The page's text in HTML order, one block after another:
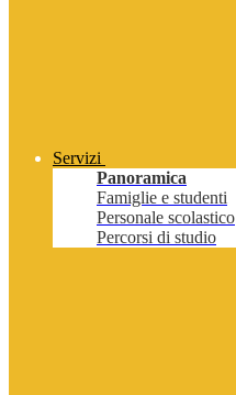
Servizi
Panoramica
Famiglie e studenti
Personale scolastico
Percorsi di studio